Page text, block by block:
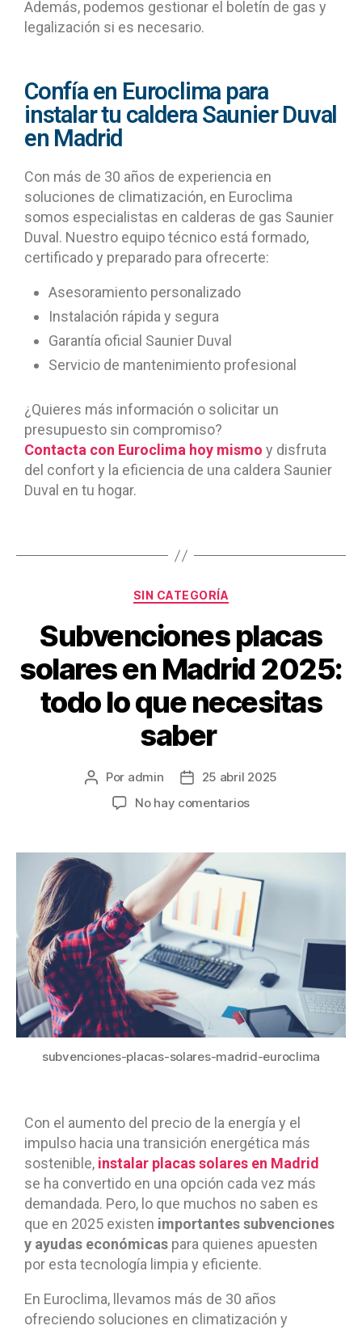
Además, podemos gestionar el boletín de gas y
legalización si es necesario.
Confía en Euroclima para
instalar tu caldera Saunier Duval
en Madrid
Con más de 30 años de experiencia en
soluciones de climatización, en Euroclima
somos especialistas en calderas de gas Saunier
Duval. Nuestro equipo técnico está formado,
certificado y preparado para ofrecerte:
Asesoramiento personalizado
Instalación rápida y segura
Garantía oficial Saunier Duval
Servicio de mantenimiento profesional
¿Quieres más información o solicitar un
presupuesto sin compromiso?
Contacta con Euroclima hoy mismo y disfruta
del confort y la eficiencia de una caldera Saunier
Duval en tu hogar.
SIN CATEGORÍA
Subvenciones placas
solares en Madrid 2025:
todo lo que necesitas
saber
Por admin
25 abril 2025
No hay comentarios
subvenciones-placas-solares-madrid-euroclima
Con el aumento del precio de la energía y el
impulso hacia una transición energética más
sostenible, instalar placas solares en Madrid
se ha convertido en una opción cada vez más
demandada. Pero, lo que muchos no saben es
que en 2025 existen importantes subvenciones
y ayudas económicas para quienes apuesten
por esta tecnología limpia y eficiente.
En Euroclima, llevamos más de 30 años
ofreciendo soluciones en climatización y